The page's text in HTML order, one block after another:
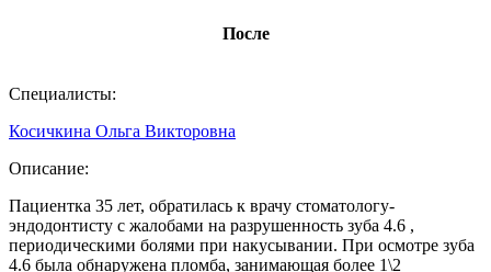
После
Специалисты:
Косичкина Ольга Викторовна
Описание:
Пациентка 35 лет, обратилась к врачу стоматологу-
эндодонтисту с жалобами на разрушенность зуба 4.6 ,
периодическими болями при накусывании. При осмотре зуба
4.6 была обнаружена пломба, занимающая более 1\2